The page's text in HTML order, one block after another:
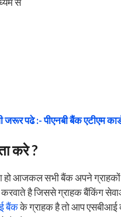
जरूर पढे :- पीएनबी बैंक एटीएम
करे ?
हो आजकल सभी बैंक अपने
करवाते है जिससे ग्राहक बैंकिंग
बैंकके ग्राहक है तो आप एसबीआई